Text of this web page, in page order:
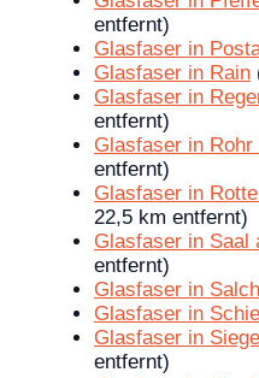
entfernt)
Glasfaser in
Glasfaser in Rain
Glasfaser in
entfernt)
Glasfaser in Rohr
entfernt)
Glasfaser in
22,5 km entfernt)
Glasfaser in Saal
entfernt)
Glasfaser in
Glasfaser in
Glasfaser in
entfernt)